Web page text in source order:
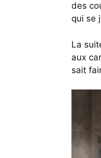
des
qui se
La
aux
sait